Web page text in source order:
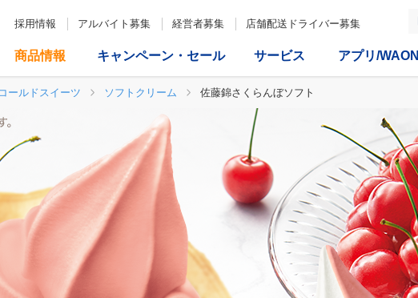
採用情報 アルバイト募集 経営者募集 店舗配送ドライバー募集
商品情報 キャンペーン・セール サービス アプリ/WAON
コールドスイーツ ソフトクリーム 佐藤錦さくらんぼソフト